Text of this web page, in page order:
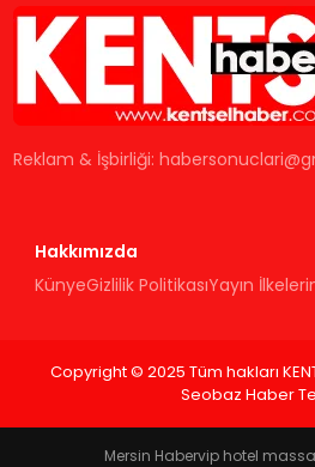
Reklam & İşbirliği:
Hakkımızda
KünyeGizlilik PolitikasıYayın
Copyright © 2025 Tüm hakları
Seobaz Haber
Mersin Habervip hotel